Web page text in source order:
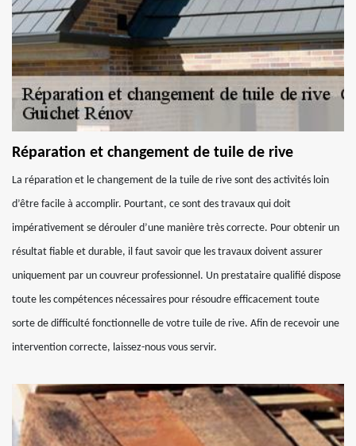
Réparation et changement de tuile de rive
La réparation et le changement de la tuile de rive sont des activités loin
d’être facile à accomplir. Pourtant, ce sont des travaux qui doit
impérativement se dérouler d’une manière très correcte. Pour obtenir un
résultat fiable et durable, il faut savoir que les travaux doivent assurer
uniquement par un couvreur professionnel. Un prestataire qualifié dispose
toute les compétences nécessaires pour résoudre efficacement toute
sorte de difficulté fonctionnelle de votre tuile de rive. Afin de recevoir une
intervention correcte, laissez-nous vous servir.